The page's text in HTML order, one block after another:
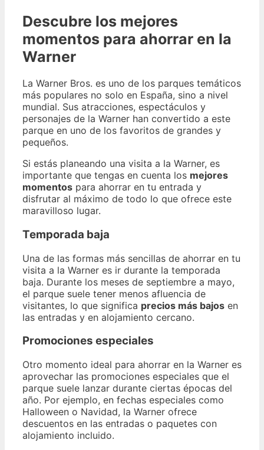
Descubre los mejores
momentos para ahorrar en la
Warner
La Warner Bros. es uno de los parques temáticos
más populares no solo en España, sino a nivel
mundial. Sus atracciones, espectáculos y
personajes de la Warner han convertido a este
parque en uno de los favoritos de grandes y
pequeños.
Si estás planeando una visita a la Warner, es
importante que tengas en cuenta los mejores
momentos para ahorrar en tu entrada y
disfrutar al máximo de todo lo que ofrece este
maravilloso lugar.
Temporada baja
Una de las formas más sencillas de ahorrar en tu
visita a la Warner es ir durante la temporada
baja. Durante los meses de septiembre a mayo,
el parque suele tener menos afluencia de
visitantes, lo que significa precios más bajos en
las entradas y en alojamiento cercano.
Promociones especiales
Otro momento ideal para ahorrar en la Warner es
aprovechar las promociones especiales que el
parque suele lanzar durante ciertas épocas del
año. Por ejemplo, en fechas especiales como
Halloween o Navidad, la Warner ofrece
descuentos en las entradas o paquetes con
alojamiento incluido.